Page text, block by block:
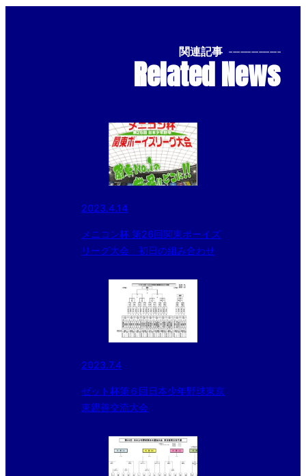
関連記事 --------------
Related News
2023.4.14
メニコン杯 第26回関東ボーイズ
リーグ大会 初日の組み合わせ
2023.7.4
ゼット杯第６回日本少年野球東京
東親善交流大会